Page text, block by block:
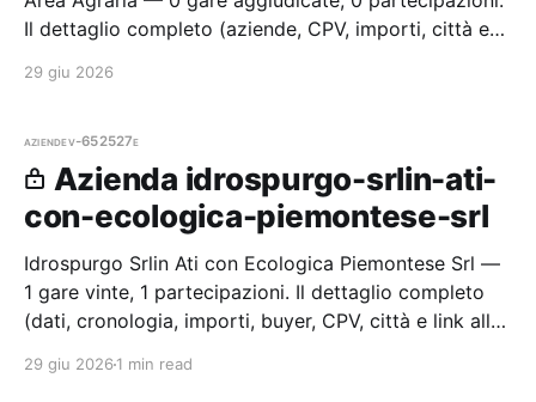
Il dettaglio completo (aziende, CPV, importi, città e
Radar.
29 giu 2026
aziendev-652527e
Azienda idrospurgo-srlin-ati-
con-ecologica-piemontese-srl
Idrospurgo Srlin Ati con Ecologica Piemontese Srl —
1 gare vinte, 1 partecipazioni. Il dettaglio completo
(dati, cronologia, importi, buyer, CPV, città e link alle
29 giu 2026 1 min read